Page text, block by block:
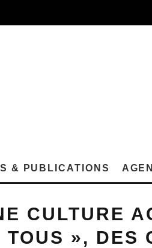
& PUBLICATIONS
CULTURE
TOUS », DES